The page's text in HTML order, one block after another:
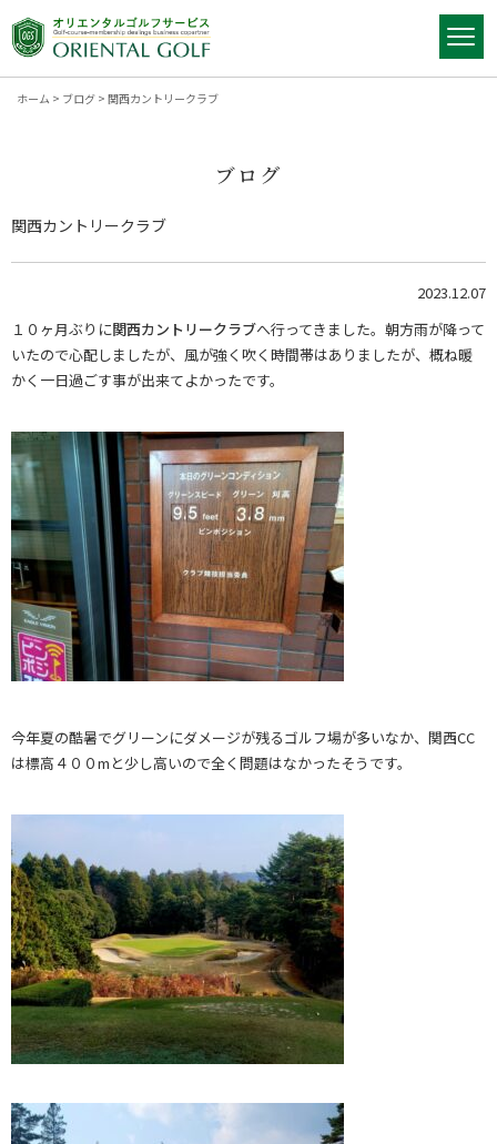
ホーム > ブログ > 関西カントリークラブ
ブログ
関西カントリークラブ
2023.12.07
１０ヶ月ぶりに関西カントリークラブへ行ってきました。朝方雨が降って
いたので心配しましたが、風が強く吹く時間帯はありましたが、概ね暖
かく一日過ごす事が出来てよかったです。
今年夏の酷暑でグリーンにダメージが残るゴルフ場が多いなか、関西CC
は標高４００mと少し高いので全く問題はなかったそうです。